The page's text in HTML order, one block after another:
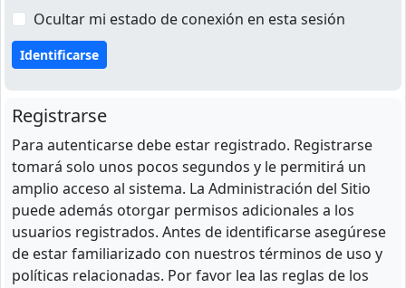
Ocultar mi estado de conexión en esta sesión
Registrarse
Para autenticarse debe estar registrado. Registrarse
tomará solo unos pocos segundos y le permitirá un
amplio acceso al sistema. La Administración del Sitio
puede además otorgar permisos adicionales a los
usuarios registrados. Antes de identificarse asegúrese
de estar familiarizado con nuestros términos de uso y
políticas relacionadas. Por favor lea las reglas de los